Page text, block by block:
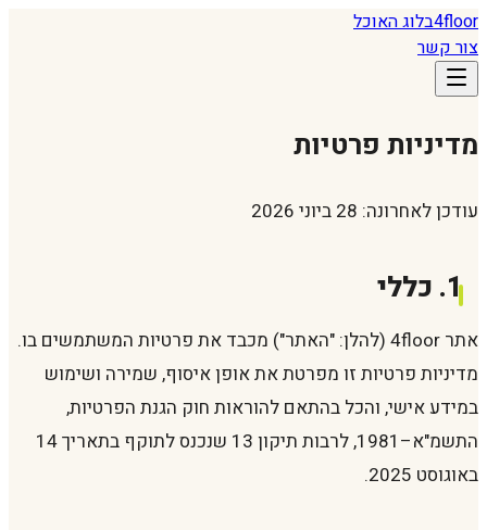
4floor בלוג האוכל
צור קשר
מדיניות פרטיות
עודכן לאחרונה: 28 ביוני 2026
1. כללי
אתר 4floor (להלן: "האתר") מכבד את פרטיות המשתמשים בו.
מדיניות פרטיות זו מפרטת את אופן איסוף, שמירה ושימוש
במידע אישי, והכל בהתאם להוראות חוק הגנת הפרטיות,
התשמ"א–1981, לרבות תיקון 13 שנכנס לתוקף בתאריך 14
באוגוסט 2025.